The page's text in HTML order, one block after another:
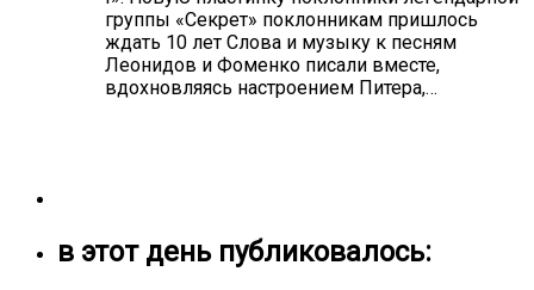
группы «Секрет» поклонникам пришлось
ждать 10 лет Слова и музыку к песням
Леонидов и Фоменко писали вместе,
вдохновляясь настроением Питера,…
в этот день публиковалось: